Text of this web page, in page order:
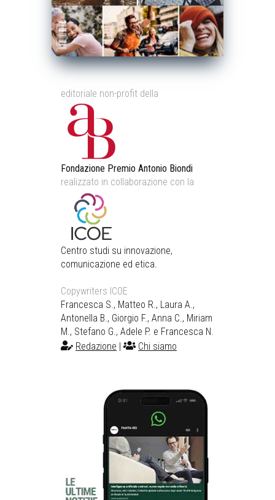
editoriale non-profit della
Fondazione Premio Antonio Biondi
realizzato in collaborazione con la
Centro studi su innovazione,
comunicazione ed etica.
Copywriters ICOE
Francesca S., Matteo R., Laura A.,
Antonella B., Giorgio F., Anna C., Miriam
M., Stefano G., Adele P. e Francesca N.
Redazione
Chi siamo